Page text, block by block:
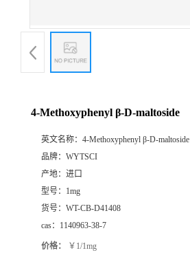
4-Methoxyphenyl β-D-maltoside
英文名称： 4-Methoxyphenyl β-D-maltoside
品牌： WYTSCI
产地： 进口
型号： 1mg
货号： WT-CB-D41408
cas： 1140963-38-7
价格： ￥1/1mg